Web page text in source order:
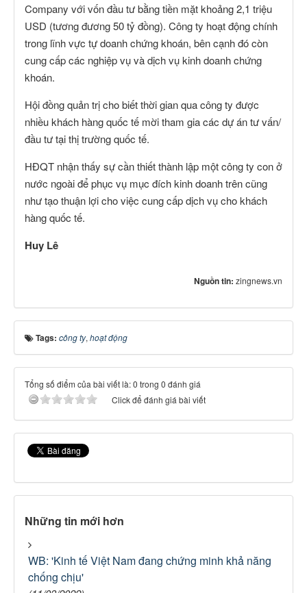
Company với vốn đầu tư bằng tiền mặt khoảng 2,1 triệu
USD (tương đương 50 tỷ đồng). Công ty hoạt động chính
trong lĩnh vực tự doanh chứng khoán, bên cạnh đó còn
cung cấp các nghiệp vụ và dịch vụ kinh doanh chứng
khoán.
Hội đồng quản trị cho biết thời gian qua công ty được
nhiều khách hàng quốc tế mời tham gia các dự án tư vấn/
đầu tư tại thị trường quốc tế.
HĐQT nhận thấy sự cần thiết thành lập một công ty con ở
nước ngoài để phục vụ mục đích kinh doanh trên cũng
như tạo thuận lợi cho việc cung cấp dịch vụ cho khách
hàng quốc tế.
Huy Lê
Nguồn tin: zingnews.vn
Tags: công ty, hoạt động
Tổng số điểm của bài viết là: 0 trong 0 đánh giá
Click để đánh giá bài viết
Những tin mới hơn
WB: 'Kinh tế Việt Nam đang chứng minh khả năng
chống chịu'